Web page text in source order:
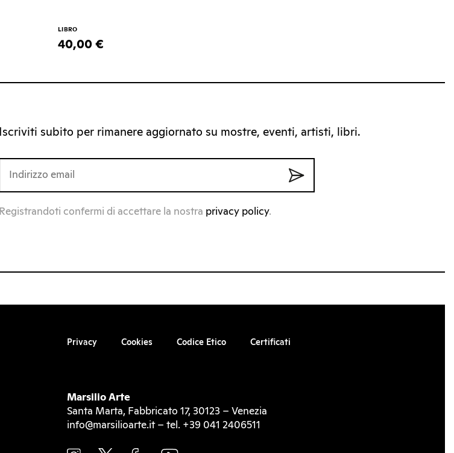
LIBRO
40,00 €
Iscriviti subito per rimanere aggiornato su mostre, eventi, artisti, libri.
Registrandoti confermi di accettare la nostra privacy policy.
Privacy Cookies Codice Etico Certificati
Marsilio Arte
Santa Marta, Fabbricato 17, 30123 – Venezia
info@marsilioarte.it – tel. +39 041 2406511